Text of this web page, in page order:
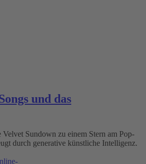
und das
Sundown zu einem Stern am Pop-
durch generative künstliche Intelligenz.